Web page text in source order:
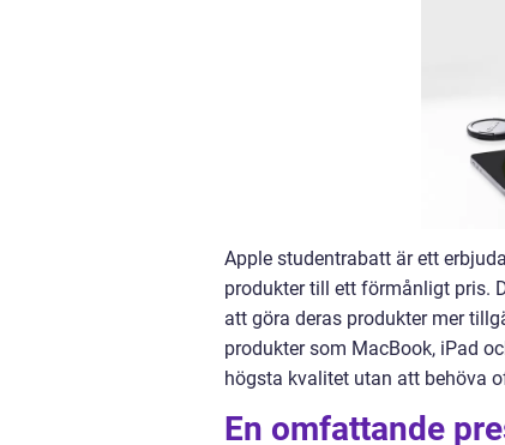
Apple studentrabatt är ett
produkter till ett förmånligt pris.
att göra deras produkter mer
produkter som MacBook, iPad
högsta kvalitet utan att behöva
En omfattande